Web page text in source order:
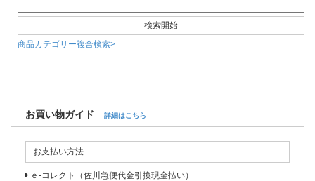
商品カテゴリー複合検索>
お買い物ガイド 詳細はこちら
お支払い方法
ｅ-コレクト（佐川急便代金引換現金払い）